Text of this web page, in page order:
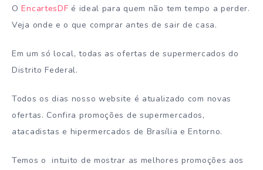
OEncartesDF é ideal para quem não tem tempo a perder.
Veja onde e o que comprar antes de sair de casa.
Em um só local, todas as ofertas de supermercados do
Distrito Federal.
Todos os dias nosso website é atualizado com novas
ofertas. Confira promoções de supermercados,
atacadistas e hipermercados de Brasília e Entorno.
Temos o intuito de mostrar as melhores promoções aos